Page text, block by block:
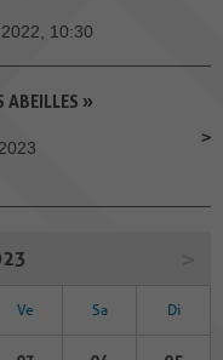
10:30
ABEILLES »
Ve Sa Di